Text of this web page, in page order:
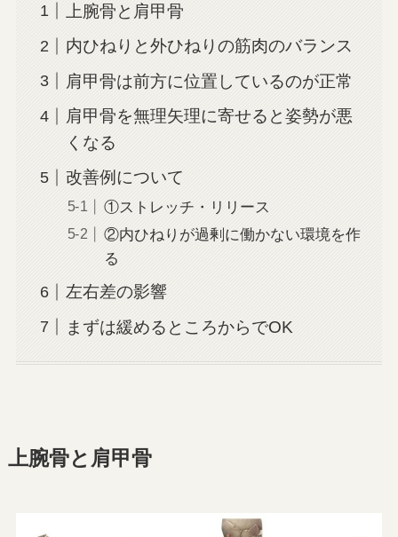
上腕骨と肩甲骨
内ひねりと外ひねりの筋肉のバランス
肩甲骨は前方に位置しているのが正常
肩甲骨を無理矢理に寄せると姿勢が悪
くなる
改善例について
①ストレッチ・リリース
②内ひねりが過剰に働かない環境を作
る
左右差の影響
まずは緩めるところからでOK
上腕骨と肩甲骨